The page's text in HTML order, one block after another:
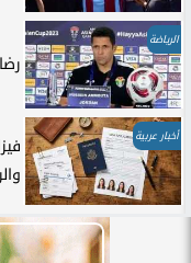
الرياضة
أخبار عربية